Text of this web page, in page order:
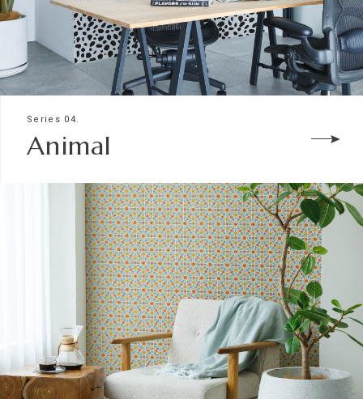
Series 04.
Animal